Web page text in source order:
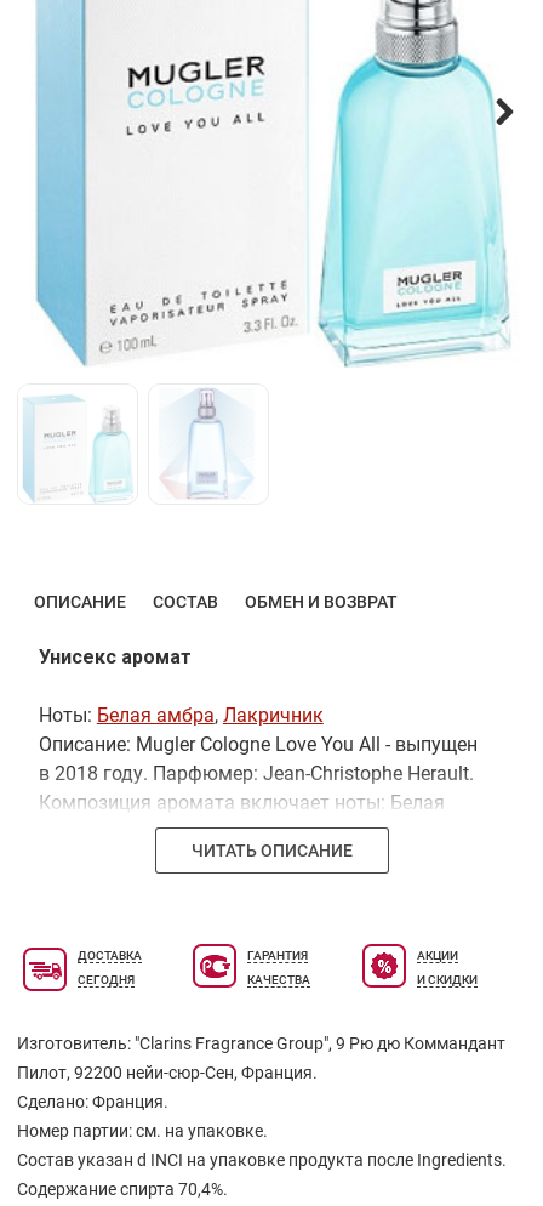
ОПИСАНИЕ СОСТАВ ОБМЕН И ВОЗВРАТ
Унисекс аромат
Ноты: Белая амбра, Лакричник
Описание: Mugler Cologne Love You All - выпущен
в 2018 году. Парфюмер: Jean-Christophe Herault.
Композиция аромата включает ноты: Белая
амбра и Лакричник.
ЧИТАТЬ ОПИСАНИЕ
ДОСТАВКА
СЕГОДНЯ
ГАРАНТИЯ
КАЧЕСТВА
АКЦИИ
И СКИДКИ
Изготовитель: "Clarins Fragrance Grouр", 9 Рю дю Коммандант
Пилот, 92200 нейи-сюр-Сен, Франция.
Сделано: Франция.
Номер партии: см. на упаковке.
Состав указан d INCI на упаковке продукта после Ingredients.
Содержание спирта 70,4%.